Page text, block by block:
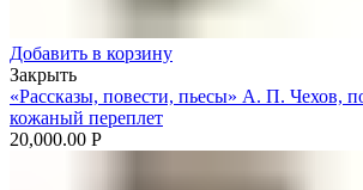
Добавить в корзину
Закрыть
«Рассказы, повести, пьесы» А. П. Чехов,
кожаный переплет
20,000.00 Р